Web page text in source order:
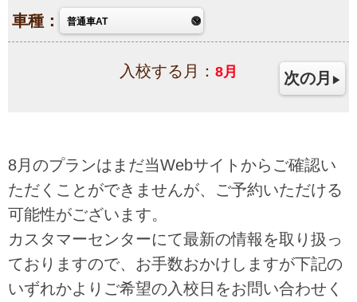
車種：
入校する月： 8月 次の月
8月のプランはまだ当Webサイトからご確認い
ただくことができませんが、ご予約いただける
可能性がございます。
カスタマーセンターにて最新の情報を取り扱っ
ておりますので、お手数おかけしますが下記の
いずれかよりご希望の入校日をお問い合わせく